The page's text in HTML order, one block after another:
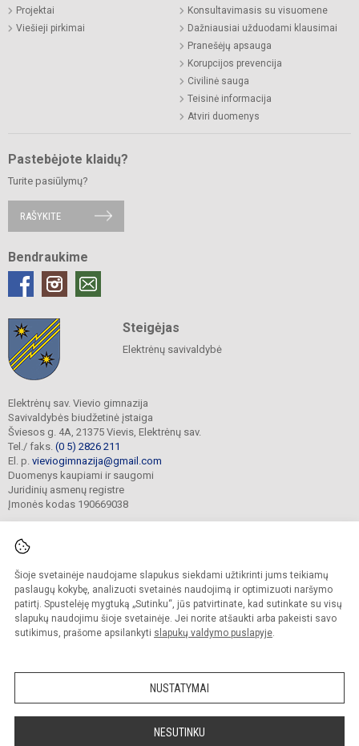
Šioje svetainėje naudojame slapukus siekdami užtikrinti jums teikiamų
paslaugų kokybę, analizuoti svetainės naudojimą ir optimizuoti naršymo
patirtį. Spustelėję mygtuką „Sutinku“, jūs patvirtinate, kad sutinkate su visų
slapukų naudojimu šioje svetainėje. Jei norite atšaukti arba pakeisti savo
sutikimus, prašome apsilankyti slapukų valdymo puslapyje.
NUSTATYMAI
NESUTINKU
Projektai
Viešieji pirkimai
Konsultavimasis su visuomene
Dažniausiai užduodami klausimai
Pranešėjų apsauga
Korupcijos prevencija
Civilinė sauga
Teisinė informacija
Atviri duomenys
Pastebėjote klaidų?
Turite pasiūlymų?
RAŠYKITE
Bendraukime
Steigėjas
Elektrėnų savivaldybė
Elektrėnų sav. Vievio gimnazija
Savivaldybės biudžetinė įstaiga
Šviesos g. 4A, 21375 Vievis, Elektrėnų sav.
Tel./ faks. (0 5) 2826 211
El. p. vieviogimnazija@gmail.com
Duomenys kaupiami ir saugomi
Juridinių asmenų registre
Įmonės kodas 190669038
© 2022. Elektrėnų sav. Vievio gimnazija. Visos teisės saugomos.
Kopijuoti turinį be raštiško gimnazijos sutikimo griežtai draudžiama.
Prieinamumo paraiška Slapukų valdymas
Sumanus būdas atnaujinti